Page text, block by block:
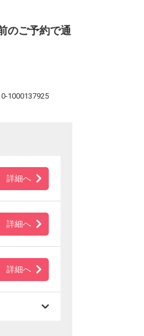
のご予約で通
0-1000137925
詳細へ
詳細へ
詳細へ